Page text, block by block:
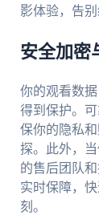
影体验，告别
安全加密
你的观看数
得到保护。
保你的隐私
探。此外，
的售后团队
实时保障，
刻。